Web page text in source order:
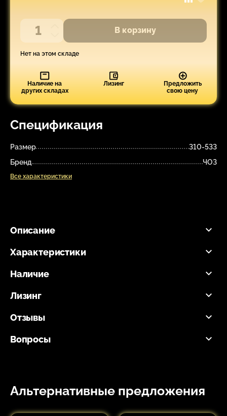
Спецификация
Размер
310-533
Бренд
ЧОЗ
Все характеристики
В корзину
Нет на этом складе
Наличие на
других складах
Лизинг
Предложить
свою цену
Описание
Характеристики
Наличие
Лизинг
Отзывы
Вопросы
Альтернативные предложения